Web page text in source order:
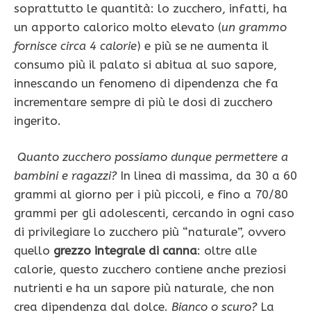
soprattutto le quan­tità: lo zucchero, infatti, ha
un apporto calorico molto elevato (un grammo
for­nisce circa 4 calorie) e più se ne aumenta il
consumo più il palato si abitua al suo sapore,
innescando un fenomeno di di­pendenza che fa
incrementare sempre di più le dosi di zucchero
ingerito.
Quanto zucchero possiamo dunque per­mettere a
bambini e ragazzi?In linea di massima, da 30 a 60
grammi al giorno per i più piccoli, e fino a 70/80
grammi per gli adolescenti, cercando in ogni caso
di privilegiare lo zucchero più “naturale”, ovvero
quello grezzo integrale di canna: oltre alle
calorie, questo zucchero contie­ne anche preziosi
nutrienti e ha un sapo­re più naturale, che non
crea dipendenza dal dolce. Bianco o scuro?La